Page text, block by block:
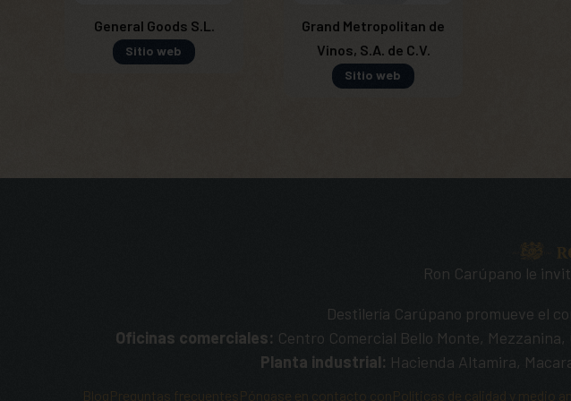
General Goods S.L.
Sitio web
Grand Metropolitan de
Vinos, S.A. de C.V.
Sitio web
Ron Carúpano le
Destilería Carúpano promueve el
Oficinas comerciales: Centro Comercial Bello Monte,
Planta industrial: Hacienda Altamira,
BlogPreguntas frecuentes Póngase en contacto conPolíticas de calidad y medio